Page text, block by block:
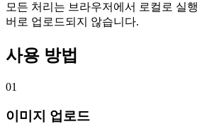
모든 처리는 브라우저에서 로컬로 실
버로 업로드되지 않습니다.
사용 방법
01
이미지 업로드